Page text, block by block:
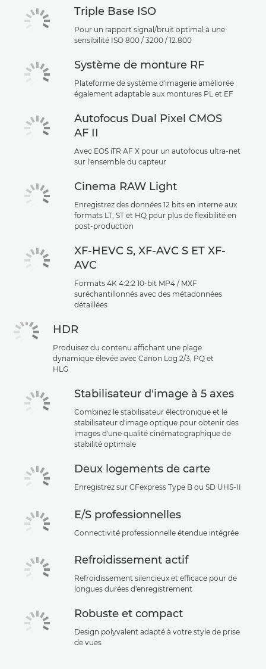
Triple Base ISO
Pour un rapport signal/bruit optimal à une
sensibilité ISO 800 / 3200 / 12.800
Système de monture RF
Plateforme de système d'imagerie améliorée
également adaptable aux montures PL et EF
Autofocus Dual Pixel CMOS
AF II
Avec EOS iTR AF X pour un autofocus ultra-net
sur l'ensemble du capteur
Cinema RAW Light
Enregistrez des données 12 bits en interne aux
formats LT, ST et HQ pour plus de flexibilité en
post-production
XF-HEVC S, XF-AVC S ET XF-
AVC
Formats 4K 4:2:2 10-bit MP4 / MXF
suréchantillonnés avec des métadonnées
détaillées
HDR
Produisez du contenu affichant une plage
dynamique élevée avec Canon Log 2/3, PQ et
HLG
Stabilisateur d'image à 5 axes
Combinez le stabilisateur électronique et le
stabilisateur d'image optique pour obtenir des
images d'une qualité cinématographique de
stabilité optimale
Deux logements de carte
Enregistrez sur CFexpress Type B ou SD UHS-II
E/S professionnelles
Connectivité professionnelle étendue intégrée
Refroidissement actif
Refroidissement silencieux et efficace pour de
longues durées d'enregistrement
Robuste et compact
Design polyvalent adapté à votre style de prise
de vues